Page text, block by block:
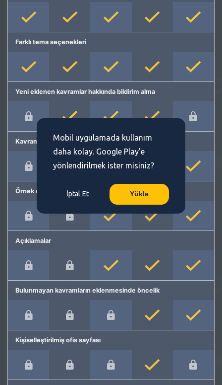
Farklı tema seçenekleri
Yeni eklenen kavramlar hakkında bildirim alma
Kavram önerme
Örnek cümleler
Açıklamalar
Bulunmayan kavramların eklenmesinde öncelik
Kişiselleştirilmiş ofis sayfası
Mobil uygulamada kullanım
daha kolay. Google Play'e
yönlendirilmek ister misiniz?
İptal Et Yükle